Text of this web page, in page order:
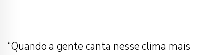
“Quando a gente canta nesse clima mais